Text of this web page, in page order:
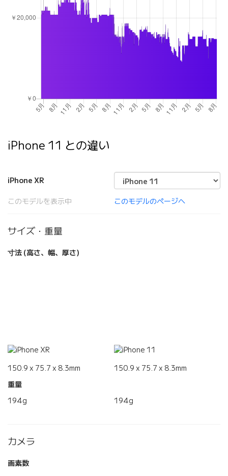
iPhone 11 との違い
iPhone XR
このモデルを表示中 このモデルのページへ
サイズ・重量
寸法 (高さ、幅、厚さ)
150.9 x 75.7 x 8.3mm
150.9 x 75.7 x 8.3mm
重量
194g
194g
カメラ
画素数